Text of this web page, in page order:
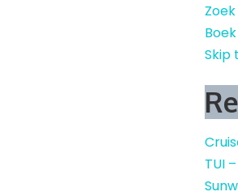
Skip
TUI